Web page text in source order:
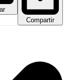
Compartir